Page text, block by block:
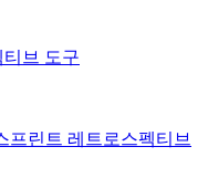
브 도구
프린트 레트로스펙티브